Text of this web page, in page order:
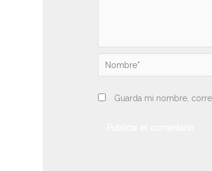
Nombre*
Guarda mi nombre,